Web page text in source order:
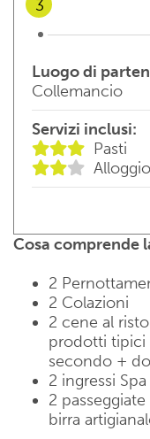
10:00 -
prodotti
Ingresso
Cena al
Piccolo
3
Check out
Luogo di
Collemancio
Servizi inclusi:
Pasti
Alloggio
Cosa comprende
2
2 Colazioni
2 cene al
prodotti tipici
secondo +
2 ingressi
2
birra